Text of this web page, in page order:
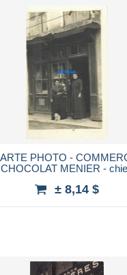
PHOTO -
CHOCOLAT MENIER -
± 8,14 $